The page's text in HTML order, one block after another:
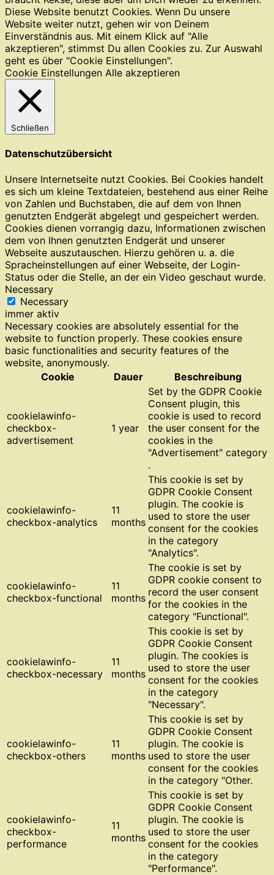
Diese Website benutzt Cookies. Wenn Du unsere
Website weiter nutzt, gehen wir von Deinem
Einverständnis aus. Mit einem Klick auf "Alle
akzeptieren", stimmst Du allen Cookies zu. Zur Auswahl
geht es über "Cookie Einstellungen".
Cookie Einstellungen Alle akzeptieren
Schließen
Datenschutzübersicht
Unsere Internetseite nutzt Cookies. Bei Cookies handelt
es sich um kleine Textdateien, bestehend aus einer Reihe
von Zahlen und Buchstaben, die auf dem von Ihnen
genutzten Endgerät abgelegt und gespeichert werden.
Cookies dienen vorrangig dazu, Informationen zwischen
dem von Ihnen genutzten Endgerät und unserer
Webseite auszutauschen. Hierzu gehören u. a. die
Spracheinstellungen auf einer Webseite, der Login-
Status oder die Stelle, an der ein Video geschaut wurde.
Necessary
Necessary
immer aktiv
Necessary cookies are absolutely essential for the
website to function properly. These cookies ensure
basic functionalities and security features of the
website, anonymously.
Cookie
Dauer Beschreibung
cookielawinfo-
checkbox-
advertisement
1 year
Set by the GDPR Cookie
Consent plugin, this
cookie is used to record
the user consent for the
cookies in the
"Advertisement" category
.
cookielawinfo-
checkbox-analytics
11
months
This cookie is set by
GDPR Cookie Consent
plugin. The cookie is
used to store the user
consent for the cookies
in the category
"Analytics".
cookielawinfo-
checkbox-functional
11
months
The cookie is set by
GDPR cookie consent to
record the user consent
for the cookies in the
category "Functional".
cookielawinfo-
checkbox-necessary
11
months
This cookie is set by
GDPR Cookie Consent
plugin. The cookies is
used to store the user
consent for the cookies
in the category
"Necessary".
cookielawinfo-
checkbox-others
11
months
This cookie is set by
GDPR Cookie Consent
plugin. The cookie is
used to store the user
consent for the cookies
in the category "Other.
cookielawinfo-
checkbox-
performance
11
months
This cookie is set by
GDPR Cookie Consent
plugin. The cookie is
used to store the user
consent for the cookies
in the category
"Performance".